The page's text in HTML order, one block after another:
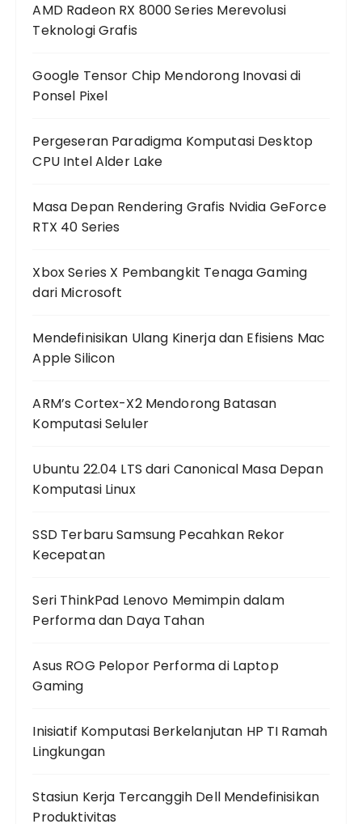
AMD Radeon RX 8000 Series Merevolusi
Teknologi Grafis
Google Tensor Chip Mendorong Inovasi di
Ponsel Pixel
Pergeseran Paradigma Komputasi Desktop
CPU Intel Alder Lake
Masa Depan Rendering Grafis Nvidia GeForce
RTX 40 Series
Xbox Series X Pembangkit Tenaga Gaming
dari Microsoft
Mendefinisikan Ulang Kinerja dan Efisiens Mac
Apple Silicon
ARM’s Cortex-X2 Mendorong Batasan
Komputasi Seluler
Ubuntu 22.04 LTS dari Canonical Masa Depan
Komputasi Linux
SSD Terbaru Samsung Pecahkan Rekor
Kecepatan
Seri ThinkPad Lenovo Memimpin dalam
Performa dan Daya Tahan
Asus ROG Pelopor Performa di Laptop
Gaming
Inisiatif Komputasi Berkelanjutan HP TI Ramah
Lingkungan
Stasiun Kerja Tercanggih Dell Mendefinisikan
Produktivitas